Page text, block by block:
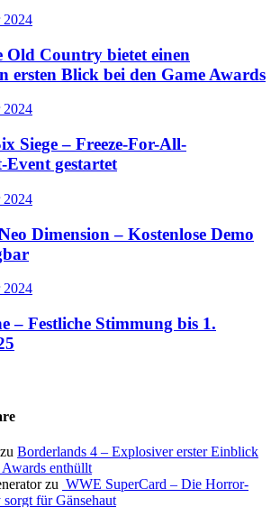
2024
Old Country bietet einen
ersten Blick bei den Game Awards
2024
Siege – Freeze-For-All-
Event gestartet
2024
Dimension – Kostenlose Demo
2024
– Festliche Stimmung bis 1.
Borderlands 4 – Explosiver erster Einblick
enthüllt
zu WWE SuperCard – Die Horror-
für Gänsehaut